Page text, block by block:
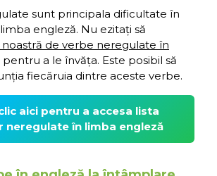
sunt principala dificultate în
engleză. Nu ezitați să
noastră de verbe neregulate în
pentru a le învăța. Este posibil să
fiecăruia dintre aceste verbe.
aici pentru a accesa lista
neregulate în limba engleză